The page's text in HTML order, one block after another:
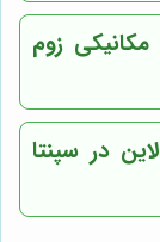
زوم
در سپنتا